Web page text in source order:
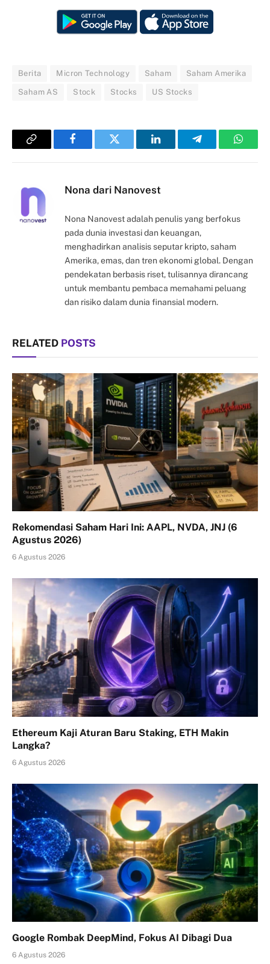
Berita Micron Technology Saham Saham Amerika
Saham AS Stock Stocks US Stocks
Copy
FacebookTwitter LinkedInTelegram
Nona dari Nanovest
Nona Nanovest adalah penulis yang berfokus
pada dunia investasi dan keuangan,
menghadirkan analisis seputar kripto, saham
Amerika, emas, dan tren ekonomi global. Dengan
pendekatan berbasis riset, tulisannya dirancang
untuk membantu pembaca memahami peluang
dan risiko dalam dunia finansial modern.
RELATED POSTS
Rekomendasi Saham Hari Ini: AAPL, NVDA, JNJ (6
Agustus 2026)
6 Agustus 2026
Ethereum Kaji Aturan Baru Staking, ETH Makin
Langka?
6 Agustus 2026
Google Rombak DeepMind, Fokus AI Dibagi Dua
6 Agustus 2026